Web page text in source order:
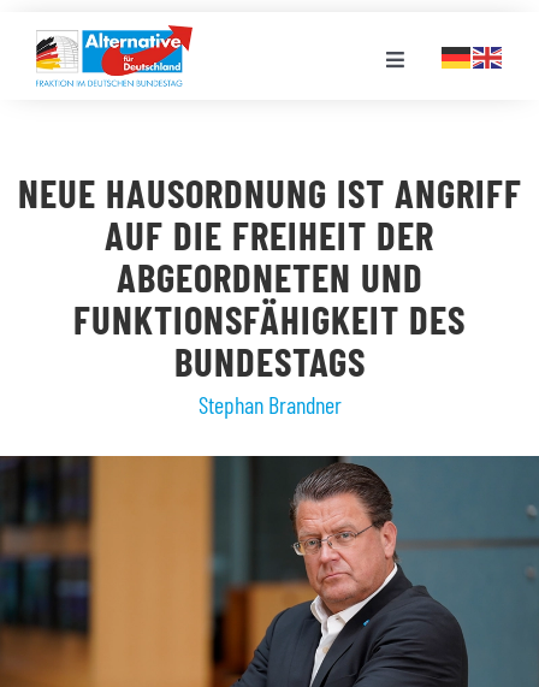
Inhalt
springen
Toggle
LANDESGRUPPEN
VERANSTALTUNGEN
STELLENPORTAL
MEDIATHEK
NEUE HAUSORDNUNG IST ANGRIFF
AUF DIE FREIHEIT DER
ABGEORDNETEN UND
FUNKTIONSFÄHIGKEIT DES
BUNDESTAGS
Stephan Brandner